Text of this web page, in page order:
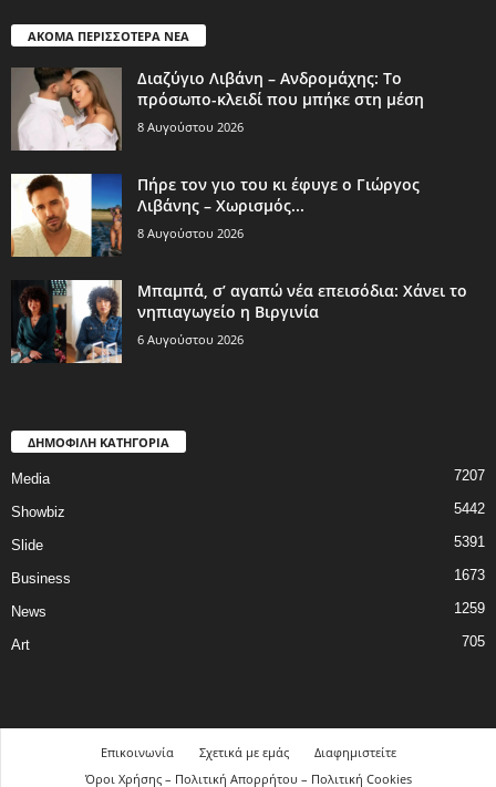
ΑΚΟΜΑ ΠΕΡΙΣΣΟΤΕΡΑ ΝΕΑ
Διαζύγιο Λιβάνη – Ανδρομάχης: Το
πρόσωπο-κλειδί που μπήκε στη μέση
8 Αυγούστου 2026
Πήρε τον γιο του κι έφυγε ο Γιώργος
Λιβάνης – Χωρισμός...
8 Αυγούστου 2026
Μπαμπά, σ’ αγαπώ νέα επεισόδια: Χάνει το
νηπιαγωγείο η Βιργινία
6 Αυγούστου 2026
ΔΗΜΟΦΙΛΗ ΚΑΤΗΓΟΡΙΑ
Media 7207
Showbiz 5442
Slide 5391
Business 1673
News 1259
Art 705
Επικοινωνία Σχετικά με εμάς
Διαφημιστείτε
Όροι Χρήσης – Πολιτική Απορρήτου – Πολιτική Cookies